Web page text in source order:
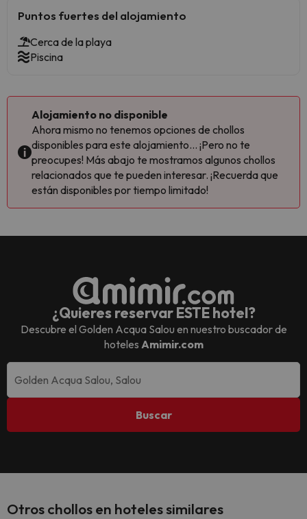
Puntos fuertes del alojamiento
Cerca de la playa
Piscina
Alojamiento no disponible
Ahora mismo no tenemos opciones de chollos
disponibles para este alojamiento... ¡Pero no te
preocupes! Más abajo te mostramos algunos chollos
relacionados que te pueden interesar. ¡Recuerda que
están disponibles por tiempo limitado!
¿Quieres reservar ESTE hotel?
Descubre el Golden Acqua Salou en nuestro buscador de
hoteles Amimir.com
Buscar
Otros chollos en hoteles similares